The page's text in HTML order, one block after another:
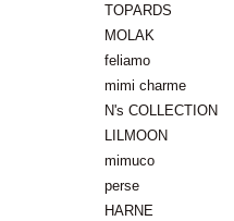
TOPARDS
MOLAK
feliamo
mimi charme
N's COLLECTION
LILMOON
mimuco
perse
HARNE